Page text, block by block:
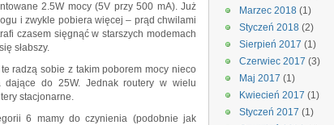
2.5W mocy (5V przy 500 mA). Już
i zwykle pobiera więcej – prąd chwilami
czasem sięgnąć w starszych modemach
słabszy.
radzą sobie z takim poborem mocy nieco
do 25W. Jednak routery w wielu
stacjonarne.
6 mamy do czynienia (podobnie jak
Marzec 2018 (1)
Styczeń 2018 (2)
Sierpień 2017 (1)
Czerwiec 2017 (3)
Maj 2017 (1)
Kwiecień 2017 (1)
Styczeń 2017 (1)